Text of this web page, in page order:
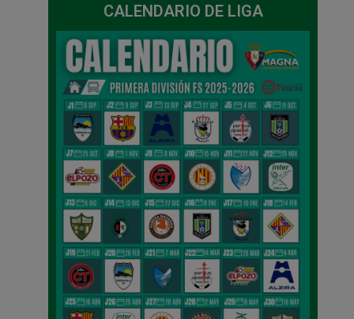
CALENDARIO DE LIGA